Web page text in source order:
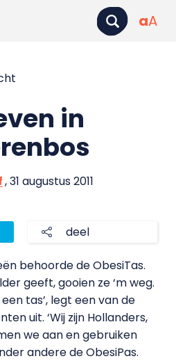
aA
in
, 31 augustus 2011
deel
behoorde de ObesiTas.
geeft, gooien ze ‘m weg.
tas’, legt een van de
uit. ‘Wij zijn Hollanders,
we aan en gebruiken
andere de ObesiPas.